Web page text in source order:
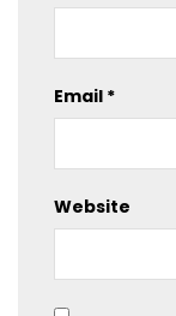
Email *
Website